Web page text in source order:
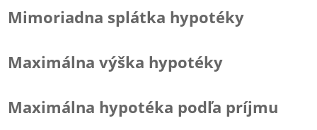
Mimoriadna splátka hypotéky
Maximálna výška hypotéky
Maximálna hypotéka podľa príjmu